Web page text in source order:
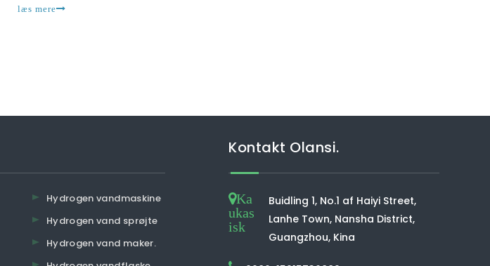
læs mere
Hydrogen vandmaskine
Hydrogen vand sprøjte
Hydrogen vand maker.
Kontakt Olansi.
Ka
ukas
isk
Buidling 1, No.1 af Haiyi Street,
Lanhe Town, Nansha District,
Guangzhou, Kina